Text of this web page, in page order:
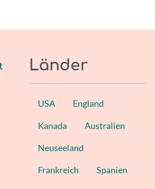
Länder
USA England
Kanada Australien
Neuseeland
Frankreich Spanien